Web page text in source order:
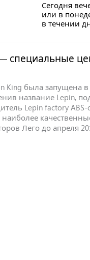
Сегодня
или в
в течении
специальные
King была запущена в
название Lepin,
Lepin factory ABS-
наиболее
Лего до апреля